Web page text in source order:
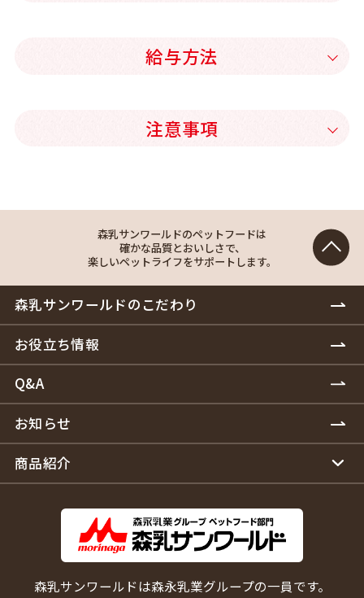
給与方法
注意事項
森乳サンワールドのペットフードは
確かな品質とおいしさで、
楽しいペットライフをサポートします。
森乳サンワールドのこだわり
お役立ち情報
Q&A
お知らせ
商品紹介
森乳サンワールドは森永乳業グループの一員です。